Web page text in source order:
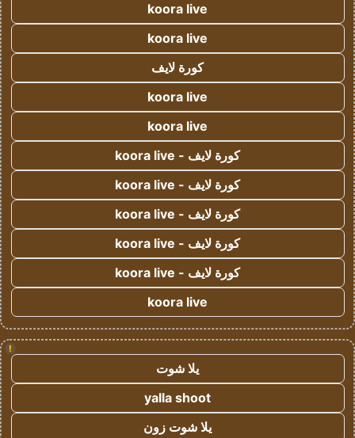
koora live
koora live
كورة لايف
koora live
koora live
كورة لايف - koora live
كورة لايف - koora live
كورة لايف - koora live
كورة لايف - koora live
كورة لايف - koora live
koora live
!
يلا شوت
yalla shoot
يلا شوت زون